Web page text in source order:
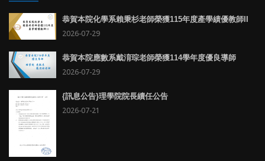
恭賀本院化學系賴秉杉老師榮獲115年度產學績優教師II
2026-07-29
恭賀本院應數系戴淯琮老師榮獲114學年度優良導師
2026-07-29
{訊息公告}理學院院長續任公告
2026-07-21